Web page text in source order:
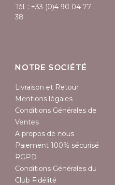
Tél. : +33 (0)4 90 04 77
38
NOTRE SOCIÉTÉ
Livraison et Retour
Mentions légales
Conditions Générales de
Ventes
A propos de nous
Paiement 100% sécurisé
RGPD
Conditions Générales du
Club Fidélité